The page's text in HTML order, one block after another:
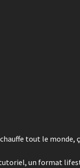
tout le monde,
tutoriel, un format